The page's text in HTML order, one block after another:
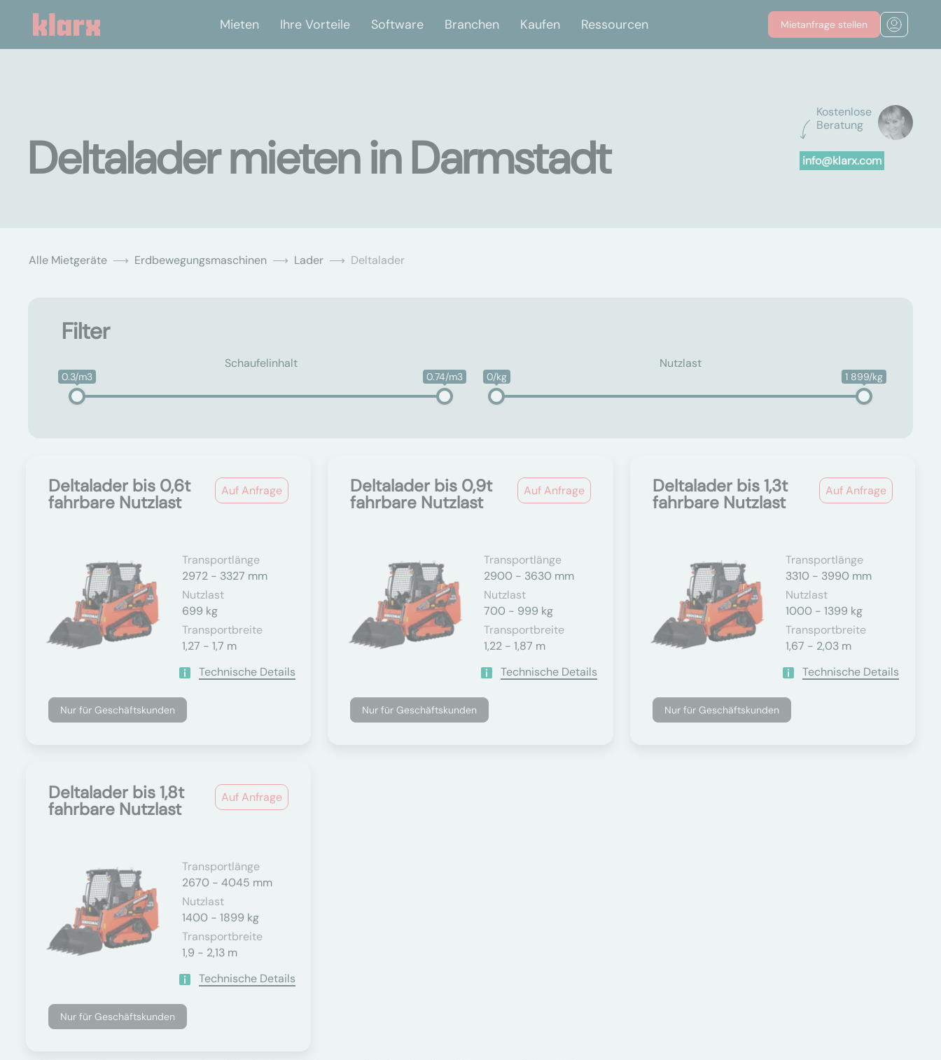
Mieten Ihre Vorteile Software Branchen Kaufen Ressourcen Mietanfrage stellen
Kostenlose
Beratung
info@klarx.com
Deltalader mieten in Darmstadt
Alle Mietgeräte Erdbewegungsmaschinen Lader Deltalader
Filter
Schaufelinhalt
0.3/m3 0.74/m3
Nutzlast
0/kg 1 899/kg
Auf Anfrage
Deltalader bis 0,6t
fahrbare Nutzlast
Transportlänge
2972 - 3327 mm
Nutzlast
699 kg
Transportbreite
1,27 - 1,7 m
Technische Details
Nur für Geschäftskunden
Auf Anfrage
Deltalader bis 0,9t
fahrbare Nutzlast
Transportlänge
2900 - 3630 mm
Nutzlast
700 - 999 kg
Transportbreite
1,22 - 1,87 m
Technische Details
Nur für Geschäftskunden
Auf Anfrage
Deltalader bis 1,3t
fahrbare Nutzlast
Transportlänge
3310 - 3990 mm
Nutzlast
1000 - 1399 kg
Transportbreite
1,67 - 2,03 m
Technische Details
Nur für Geschäftskunden
Auf Anfrage
Deltalader bis 1,8t
fahrbare Nutzlast
Transportlänge
2670 - 4045 mm
Nutzlast
1400 - 1899 kg
Transportbreite
1,9 - 2,13 m
Technische Details
Nur für Geschäftskunden